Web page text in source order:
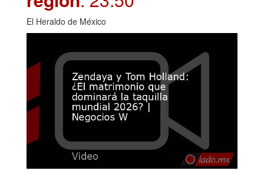
El Heraldo de México